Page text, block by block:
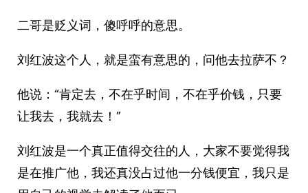
二哥是贬义词，傻呼呼的意思。
刘红波这个人，就是蛮有意思的，问他去拉萨不？
他说：“肯定去，不在乎时间，不在乎价钱，只要
让我去，我就去！”
刘红波是一个真正值得交往的人，大家不要觉得我
是在推广他，我还真没占过他一分钱便宜，我只是